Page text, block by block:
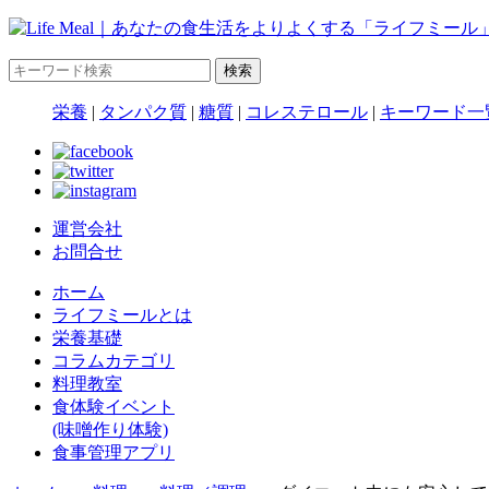
栄養 | タンパク質 | 糖質 | コレステロール | キーワード一
運営会社
お問合せ
ホーム
ライフミールとは
栄養基礎
コラムカテゴリ
料理教室
食体験イベント
(味噌作り体験)
食事管理アプリ